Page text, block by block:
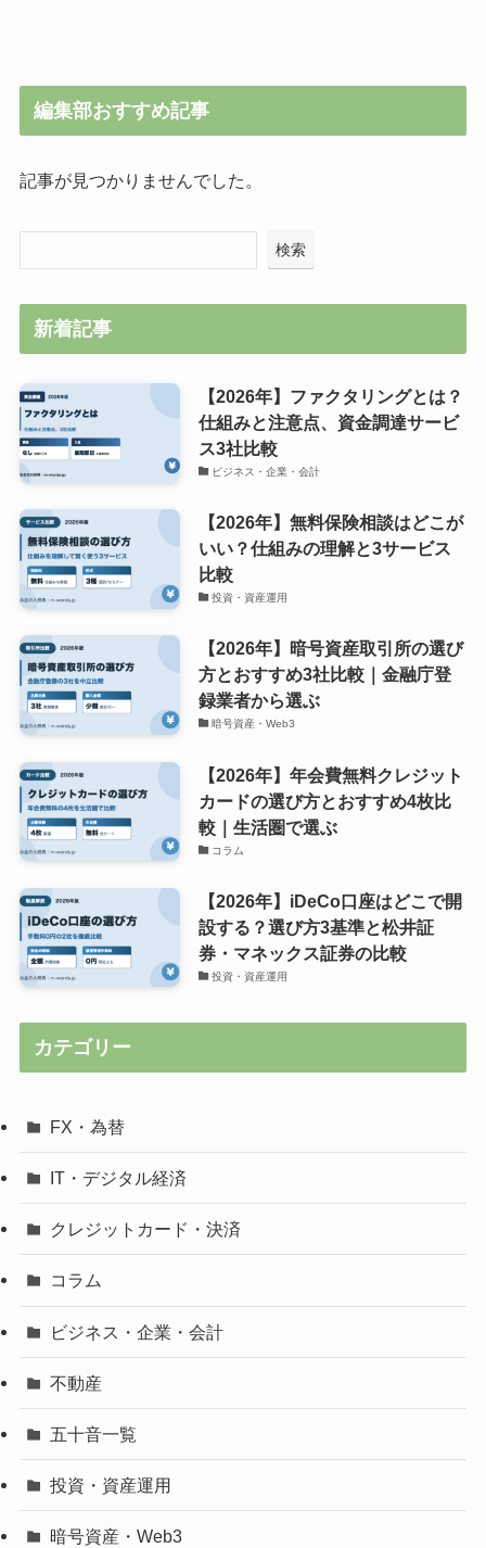
編集部おすすめ記事
記事が見つかりませんでした。
検索
新着記事
【2026年】ファクタリングとは？
仕組みと注意点、資金調達サービ
ス3社比較
ビジネス・企業・会計
【2026年】無料保険相談はどこが
いい？仕組みの理解と3サービス
比較
投資・資産運用
【2026年】暗号資産取引所の選び
方とおすすめ3社比較｜金融庁登
録業者から選ぶ
暗号資産・Web3
【2026年】年会費無料クレジット
カードの選び方とおすすめ4枚比
較｜生活圏で選ぶ
コラム
【2026年】iDeCo口座はどこで開
設する？選び方3基準と松井証
券・マネックス証券の比較
投資・資産運用
カテゴリー
FX・為替
IT・デジタル経済
クレジットカード・決済
コラム
ビジネス・企業・会計
不動産
五十音一覧
投資・資産運用
暗号資産・Web3